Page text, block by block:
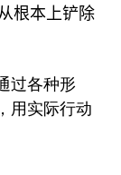
根本上铲除
过各种形
用实际行动